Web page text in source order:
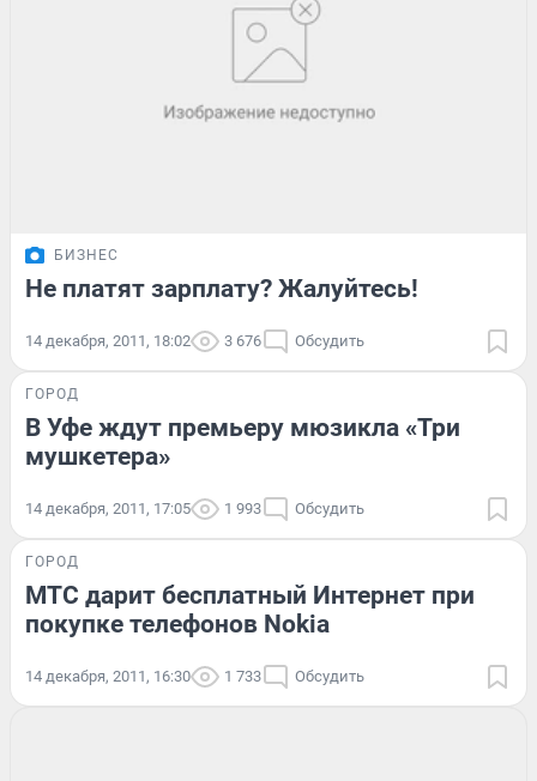
БИЗНЕС
Не платят зарплату? Жалуйтесь!
14 декабря, 2011, 18:02 3 676 Обсудить
ГОРОД
В Уфе ждут премьеру мюзикла «Три
мушкетера»
14 декабря, 2011, 17:05 1 993 Обсудить
ГОРОД
МТС дарит бесплатный Интернет при
покупке телефонов Nokia
14 декабря, 2011, 16:30 1 733 Обсудить